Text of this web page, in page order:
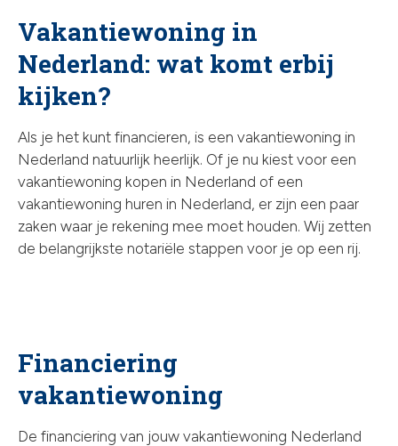
Vakantiewoning in
Nederland: wat komt erbij
kijken?
Als je het kunt financieren, is een vakantiewoning in
Nederland natuurlijk heerlijk. Of je nu kiest voor een
vakantiewoning kopen in Nederland of een
vakantiewoning huren in Nederland, er zijn een paar
zaken waar je rekening mee moet houden. Wij zetten
de belangrijkste notariële stappen voor je op een rij.
Financiering
vakantiewoning
De financiering van jouw vakantiewoning Nederland